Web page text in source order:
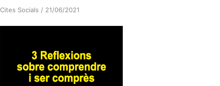
Cites Socials / 21/06/2021